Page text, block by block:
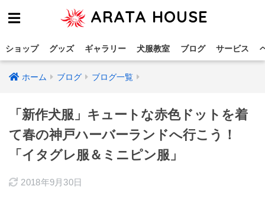
ARATA HOUSE
ショップ グッズ ギャラリー 犬服教室 ブログ サービス
ホーム ブログ ブログ一覧
「新作犬服」キュートな赤色ドットを着
て春の神戸ハーバーランドへ行こう！
「イタグレ服＆ミニピン服」
2018年9月30日